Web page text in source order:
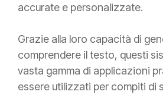
accurate e personalizzate.
Grazie alla loro capacità di
comprendere il testo, questi
vasta gamma di applicazioni
essere utilizzati per compiti di